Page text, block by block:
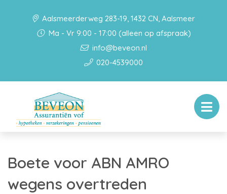
Aalsmeerderweg 283-19, 1432 CN, Aalsmeer
Ma - Vr 9:00 - 17:00 (alleen op afspraak)
info@beveon.nl
020-4539000
Boete voor ABN AMRO
wegens overtreden